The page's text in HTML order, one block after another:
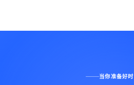
当你准备好时